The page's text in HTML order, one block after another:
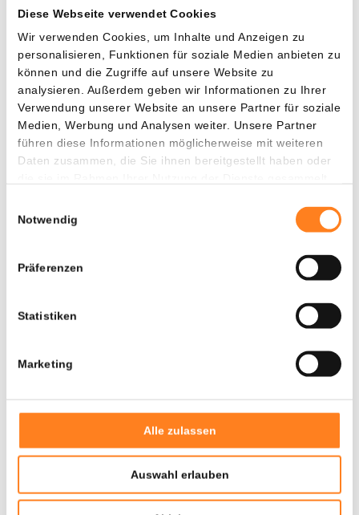
Diese Webseite verwendet Cookies
Wir verwenden Cookies, um Inhalte und Anzeigen zu
personalisieren, Funktionen für soziale Medien anbieten zu
können und die Zugriffe auf unsere Website zu
analysieren. Außerdem geben wir Informationen zu Ihrer
Verwendung unserer Website an unsere Partner für soziale
Medien, Werbung und Analysen weiter. Unsere Partner
führen diese Informationen möglicherweise mit weiteren
Daten zusammen, die Sie ihnen bereitgestellt haben oder
Notwendig
Präferenzen
Statistiken
Marketing
Alle zulassen
Auswahl erlauben
damit die Hälfte seiner Schulden von 189 Millionen Dollar
zu tilgen.
Danach folgten weitere Fälle. Nakamoto Holdings
verkaufte Bitcoins mit einem Verlust von rund 40 Prozent,
um den laufenden Betrieb zu finanzieren. Selbst Strategy
meldete den ersten Verkauf seit vier Jahren – den zweiten
Verkauf überhaupt –, auch wenn es nur um 32 Coins ging.
ein Bitcoin-Verkaufsprogramm, über das es bis zu 1,25
Milliarden Dollar am Markt platzieren darf, vor allem um
Wie K Wave Media tauschen zudem zahlreiche Anbieter
große Rechenzentren mit hoher Rechenleistung und
günstigen Stromverträgen – genau das, was KI-
Partnerinhalt
Schon deine 15 XRP als Willkommensbonus
beansprucht?